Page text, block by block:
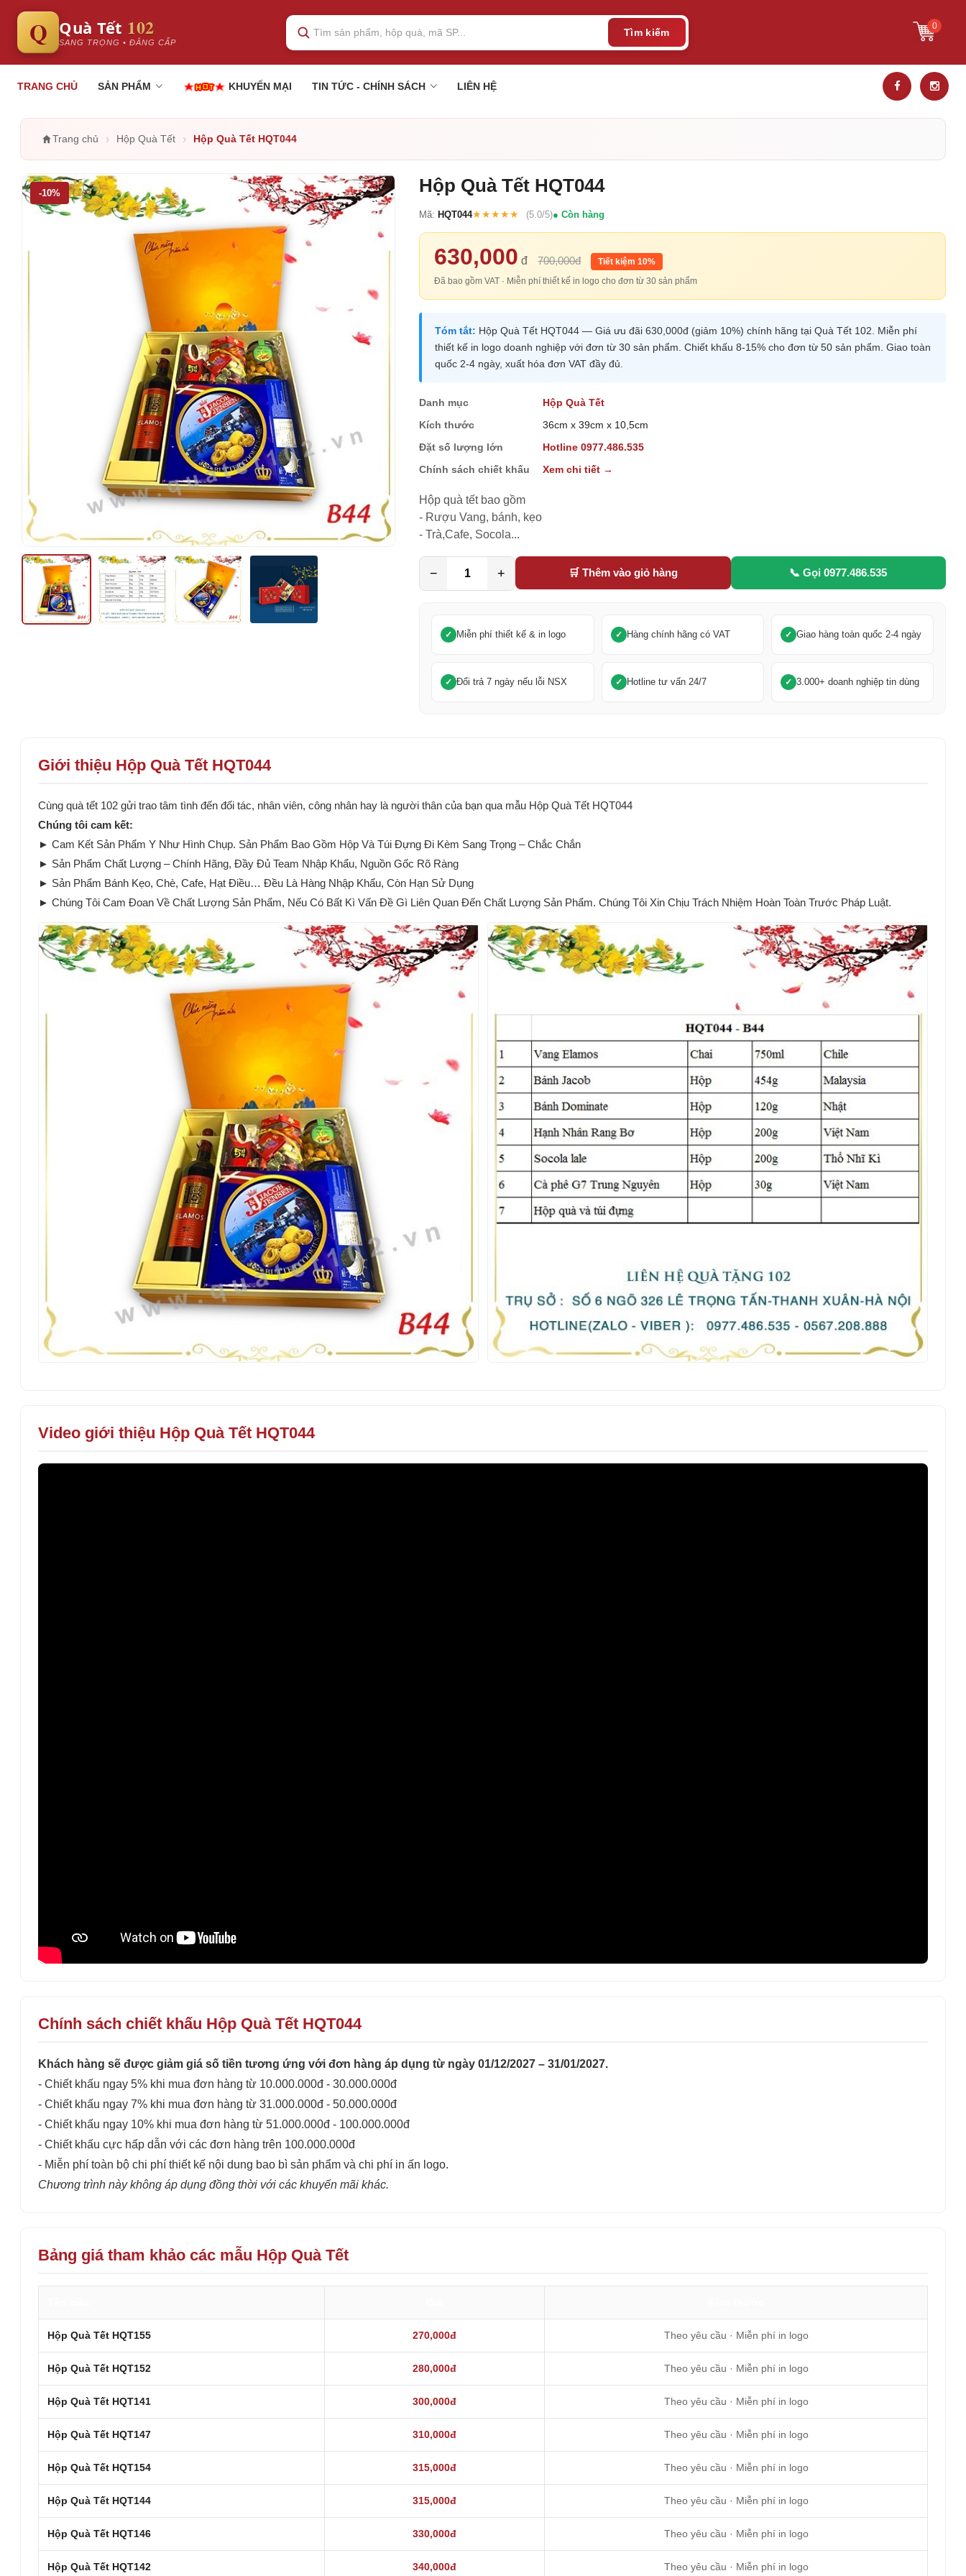
Q Quà Tết 102
SANG TRỌNG • ĐẲNG CẤP
0
Tìm kiếm
TRANG CHỦ SẢN PHẨM KHUYẾN MẠI TIN TỨC - CHÍNH SÁCH LIÊN HỆ
Trang chủ › Hộp Quà Tết › Hộp Quà Tết HQT044
-10% Hộp Quà Tết HQT044
Mã: HQT044★★★★★ (5.0/5) Còn hàng
630,000 đ 700,000đ
Tiết kiệm 10%
Đã bao gồm VAT · Miễn phí thiết kế in logo cho đơn từ 30 sản phẩm
Tóm tắt: Hộp Quà Tết HQT044 — Giá ưu đãi 630,000đ (giảm 10%) chính hãng tại Quà Tết 102. Miễn phí
thiết kế in logo doanh nghiệp với đơn từ 30 sản phẩm. Chiết khấu 8-15% cho đơn từ 50 sản phẩm. Giao toàn
quốc 2-4 ngày, xuất hóa đơn VAT đầy đủ.
Danh mục
Hộp Quà Tết
Kích thước
36cm x 39cm x 10,5cm
Đặt số lượng lớn
Hotline 0977.486.535
Chính sách chiết khấu
Xem chi tiết →
Hộp quà tết bao gồm
- Rượu Vang, bánh, kẹo
- Trà,Cafe, Socola...
− + 🛒 Thêm vào giỏ hàng 📞 Gọi 0977.486.535
Miễn phí thiết kế & in logo Hàng chính hãng có VAT Giao hàng toàn quốc 2-4 ngày
Đổi trả 7 ngày nếu lỗi NSX Hotline tư vấn 24/7 3.000+ doanh nghiệp tin dùng
Giới thiệu Hộp Quà Tết HQT044
Cùng quà tết 102 gửi trao tâm tình đến đối tác, nhân viên, công nhân hay là người thân của bạn qua mẫu Hộp Quà Tết HQT044
Chúng tôi cam kết:
► Cam Kết Sản Phẩm Y Như Hình Chụp. Sản Phẩm Bao Gồm Hộp Và Túi Đựng Đi Kèm Sang Trọng – Chắc Chắn
► Sản Phẩm Chất Lượng – Chính Hãng, Đầy Đủ Team Nhập Khẩu, Nguồn Gốc Rõ Ràng
► Sản Phẩm Bánh Kẹo, Chè, Cafe, Hạt Điều… Đều Là Hàng Nhập Khẩu, Còn Hạn Sử Dụng
► Chúng Tôi Cam Đoan Về Chất Lượng Sản Phẩm, Nếu Có Bất Kì Vấn Đề Gì Liên Quan Đến Chất Lượng Sản Phẩm. Chúng Tôi Xin Chịu Trách Nhiệm Hoàn Toàn Trước Pháp Luật.
Video giới thiệu Hộp Quà Tết HQT044
Chính sách chiết khấu Hộp Quà Tết HQT044
Khách hàng sẽ được giảm giá số tiền tương ứng với đơn hàng áp dụng từ ngày 01/12/2027 – 31/01/2027.
- Chiết khấu ngay 5% khi mua đơn hàng từ 10.000.000đ - 30.000.000đ
- Chiết khấu ngay 7% khi mua đơn hàng từ 31.000.000đ - 50.000.000đ
- Chiết khấu ngay 10% khi mua đơn hàng từ 51.000.000đ - 100.000.000đ
- Chiết khấu cực hấp dẫn với các đơn hàng trên 100.000.000đ
- Miễn phí toàn bộ chi phí thiết kế nội dung bao bì sản phẩm và chi phí in ấn logo.
Chương trình này không áp dụng đồng thời với các khuyến mãi khác.
Bảng giá tham khảo các mẫu Hộp Quà Tết
Hộp Quà Tết HQT155 270,000đ Theo yêu cầu · Miễn phí in logo
Hộp Quà Tết HQT152 280,000đ Theo yêu cầu · Miễn phí in logo
Hộp Quà Tết HQT141 300,000đ Theo yêu cầu · Miễn phí in logo
Hộp Quà Tết HQT147 310,000đ Theo yêu cầu · Miễn phí in logo
Hộp Quà Tết HQT154 315,000đ Theo yêu cầu · Miễn phí in logo
Hộp Quà Tết HQT144 315,000đ Theo yêu cầu · Miễn phí in logo
Hộp Quà Tết HQT146 330,000đ Theo yêu cầu · Miễn phí in logo
Hộp Quà Tết HQT142 340,000đ Theo yêu cầu · Miễn phí in logo